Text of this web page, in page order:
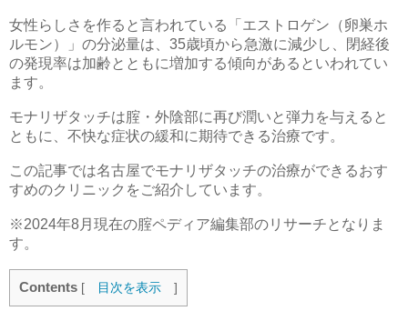
女性らしさを作ると言われている「エストロゲン（卵巣ホ
ルモン）」の分泌量は、35歳頃から急激に減少し、閉経後
の発現率は加齢とともに増加する傾向があるといわれてい
ます。
モナリザタッチは腟・外陰部に再び潤いと弾力を与えると
ともに、不快な症状の緩和に期待できる治療です。
この記事では名古屋でモナリザタッチの治療ができるおす
すめのクリニックをご紹介しています。
※2024年8月現在の腟ペディア編集部のリサーチとなりま
す。
Contents [ 目次を表示 ]